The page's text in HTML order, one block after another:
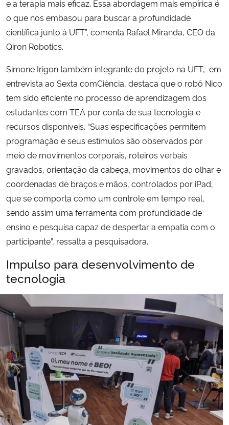
e a terapia mais eficaz. Essa abordagem mais empírica é
o que nos embasou para buscar a profundidade
científica junto à UFT”, comenta Rafael Miranda, CEO da
Qiron Robotics.
Simone Irigon também integrante do projeto na UFT, em
entrevista ao Sexta comCiência, destaca que o robô Nico
tem sido eficiente no processo de aprendizagem dos
estudantes com TEA por conta de sua tecnologia e
recursos disponíveis. “Suas especificações permitem
programação e seus estímulos são observados por
meio de movimentos corporais, roteiros verbais
gravados, orientação da cabeça, movimentos do olhar e
coordenadas de braços e mãos, controlados por iPad,
que se comporta como um controle em tempo real,
sendo assim uma ferramenta com profundidade de
ensino e pesquisa capaz de despertar a empatia com o
participante”, ressalta a pesquisadora.
Impulso para desenvolvimento de
tecnologia